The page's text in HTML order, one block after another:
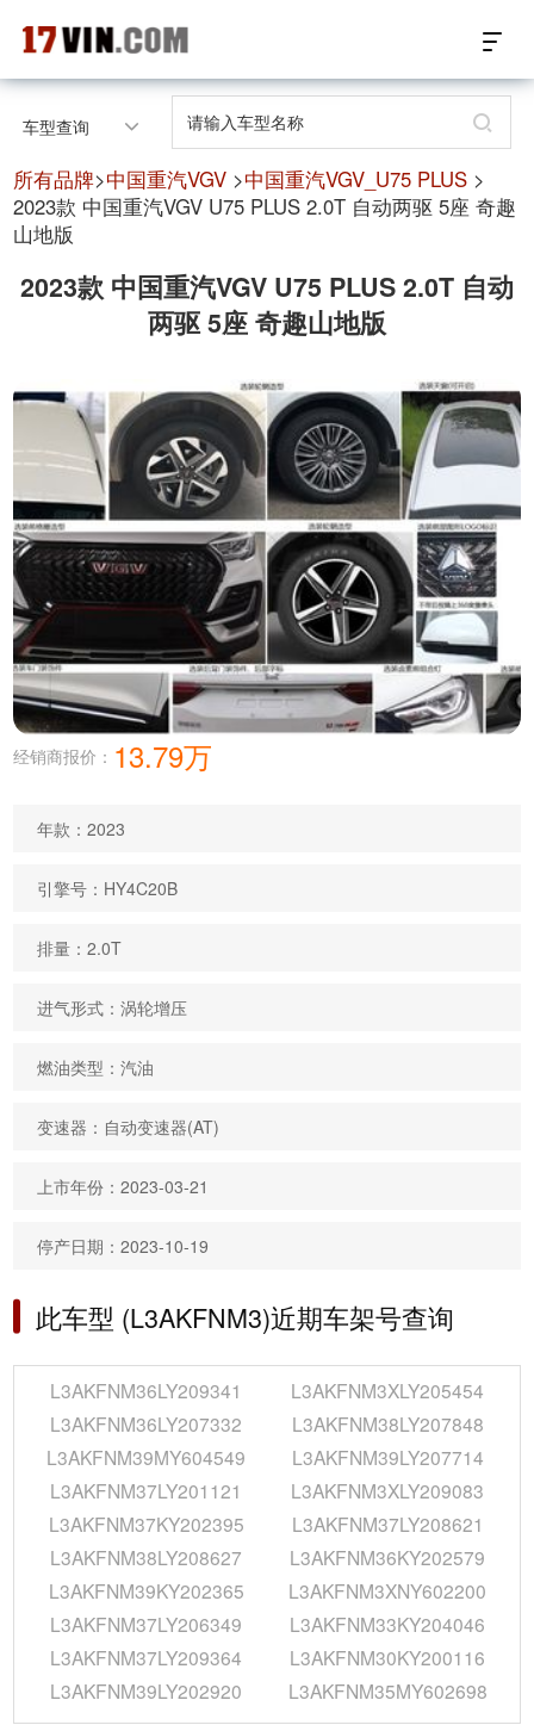
17VIN车架号查询首页
汽配数据开放接口
汽配产品车型适配
微信群智能客服
个性化私人定制
关于我们
车型查询
所有品牌>中国重汽VGV >中国重汽VGV_U75 PLUS >
2023款 中国重汽VGV U75 PLUS 2.0T 自动两驱 5座 奇趣
山地版
2023款 中国重汽VGV U75 PLUS 2.0T 自动
两驱 5座 奇趣山地版
经销商报价： 13.79万
年款：2023
引擎号：HY4C20B
排量：2.0T
进气形式：涡轮增压
燃油类型：汽油
变速器：自动变速器(AT)
上市年份：2023-03-21
停产日期：2023-10-19
此车型 (L3AKFNM3)近期车架号查询
L3AKFNM36LY209341
L3AKFNM3XLY205454
L3AKFNM36LY207332
L3AKFNM38LY207848
L3AKFNM39MY604549
L3AKFNM39LY207714
L3AKFNM37LY201121
L3AKFNM3XLY209083
L3AKFNM37KY202395
L3AKFNM37LY208621
L3AKFNM38LY208627
L3AKFNM36KY202579
L3AKFNM39KY202365
L3AKFNM3XNY602200
L3AKFNM37LY206349
L3AKFNM33KY204046
L3AKFNM37LY209364
L3AKFNM30KY200116
L3AKFNM39LY202920
L3AKFNM35MY602698